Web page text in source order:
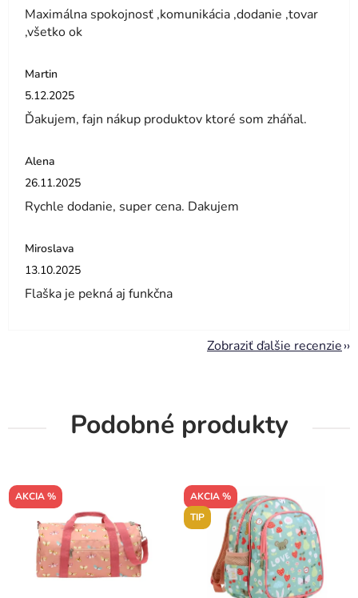
Maximálna spokojnosť ,komunikácia ,dodanie ,tovar
,všetko ok
Martin
Hodnotenie obchodu je 5 z 5 hviezdičiek.
5.12.2025
Ďakujem, fajn nákup produktov ktoré som zháňal.
Alena
Hodnotenie obchodu je 5 z 5 hviezdičiek.
26.11.2025
Rychle dodanie, super cena. Dakujem
Miroslava
Hodnotenie obchodu je 5 z 5 hviezdičiek.
13.10.2025
Flaška je pekná aj funkčna
Zobraziť ďalšie recenzie
Podobné produkty
AKCIA %
AKCIA %
TIP